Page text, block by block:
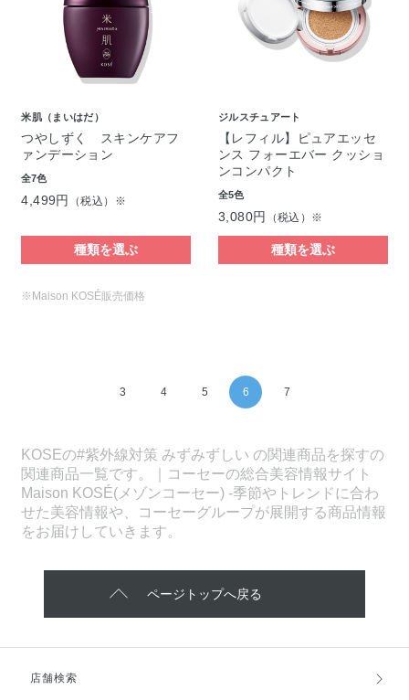
米肌（まいはだ）
つやしずく スキンケアフ
ァンデーション
全7色
4,499円 （税込）※
種類を選ぶ
ジルスチュアート
【レフィル】ピュアエッセ
ンス フォーエバー クッショ
ンコンパクト
全5色
3,080円 （税込）※
種類を選ぶ
※Maison KOSÉ販売価格
3 4 5 6 7
KOSEの#紫外線対策 みずみずしい の関連商品を探すの
関連商品一覧です。｜コーセーの総合美容情報サイト
Maison KOSÉ(メゾンコーセー) -季節やトレンドに合わ
せた美容情報や、コーセーグループが展開する商品情報
をお届けしていきます。
ページトップへ戻る
店舗検索